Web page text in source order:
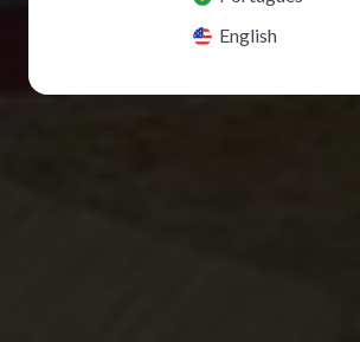
English
do Sul